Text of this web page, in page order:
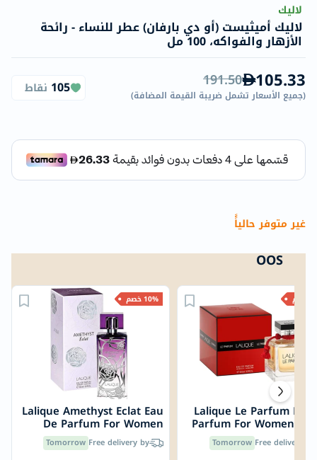
لاليك
لاليك أميثيست (أو دي بارفان) عطر للنساء - رائحة
الأزهار والفواكه، 100 مل
105.33
191.50
(جميع الأسعار تشمل ضريبة القيمة المضافة)
105 نقاط
غير متوفر حالياًً
OOS
10% خصم
Lalique Amethyst Eclat Eau
De Parfum For Women
100ml
Free delivery by
Tomorrow
Lalique Le Parfum Eau
Parfum For Women
Free delivery by
Tomorrow